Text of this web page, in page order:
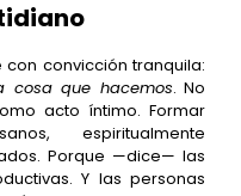
convicción tranquila:
cosa que hacemos. No
acto íntimo. Formar
espiritualmente
Porque —dice— las
Y las personas